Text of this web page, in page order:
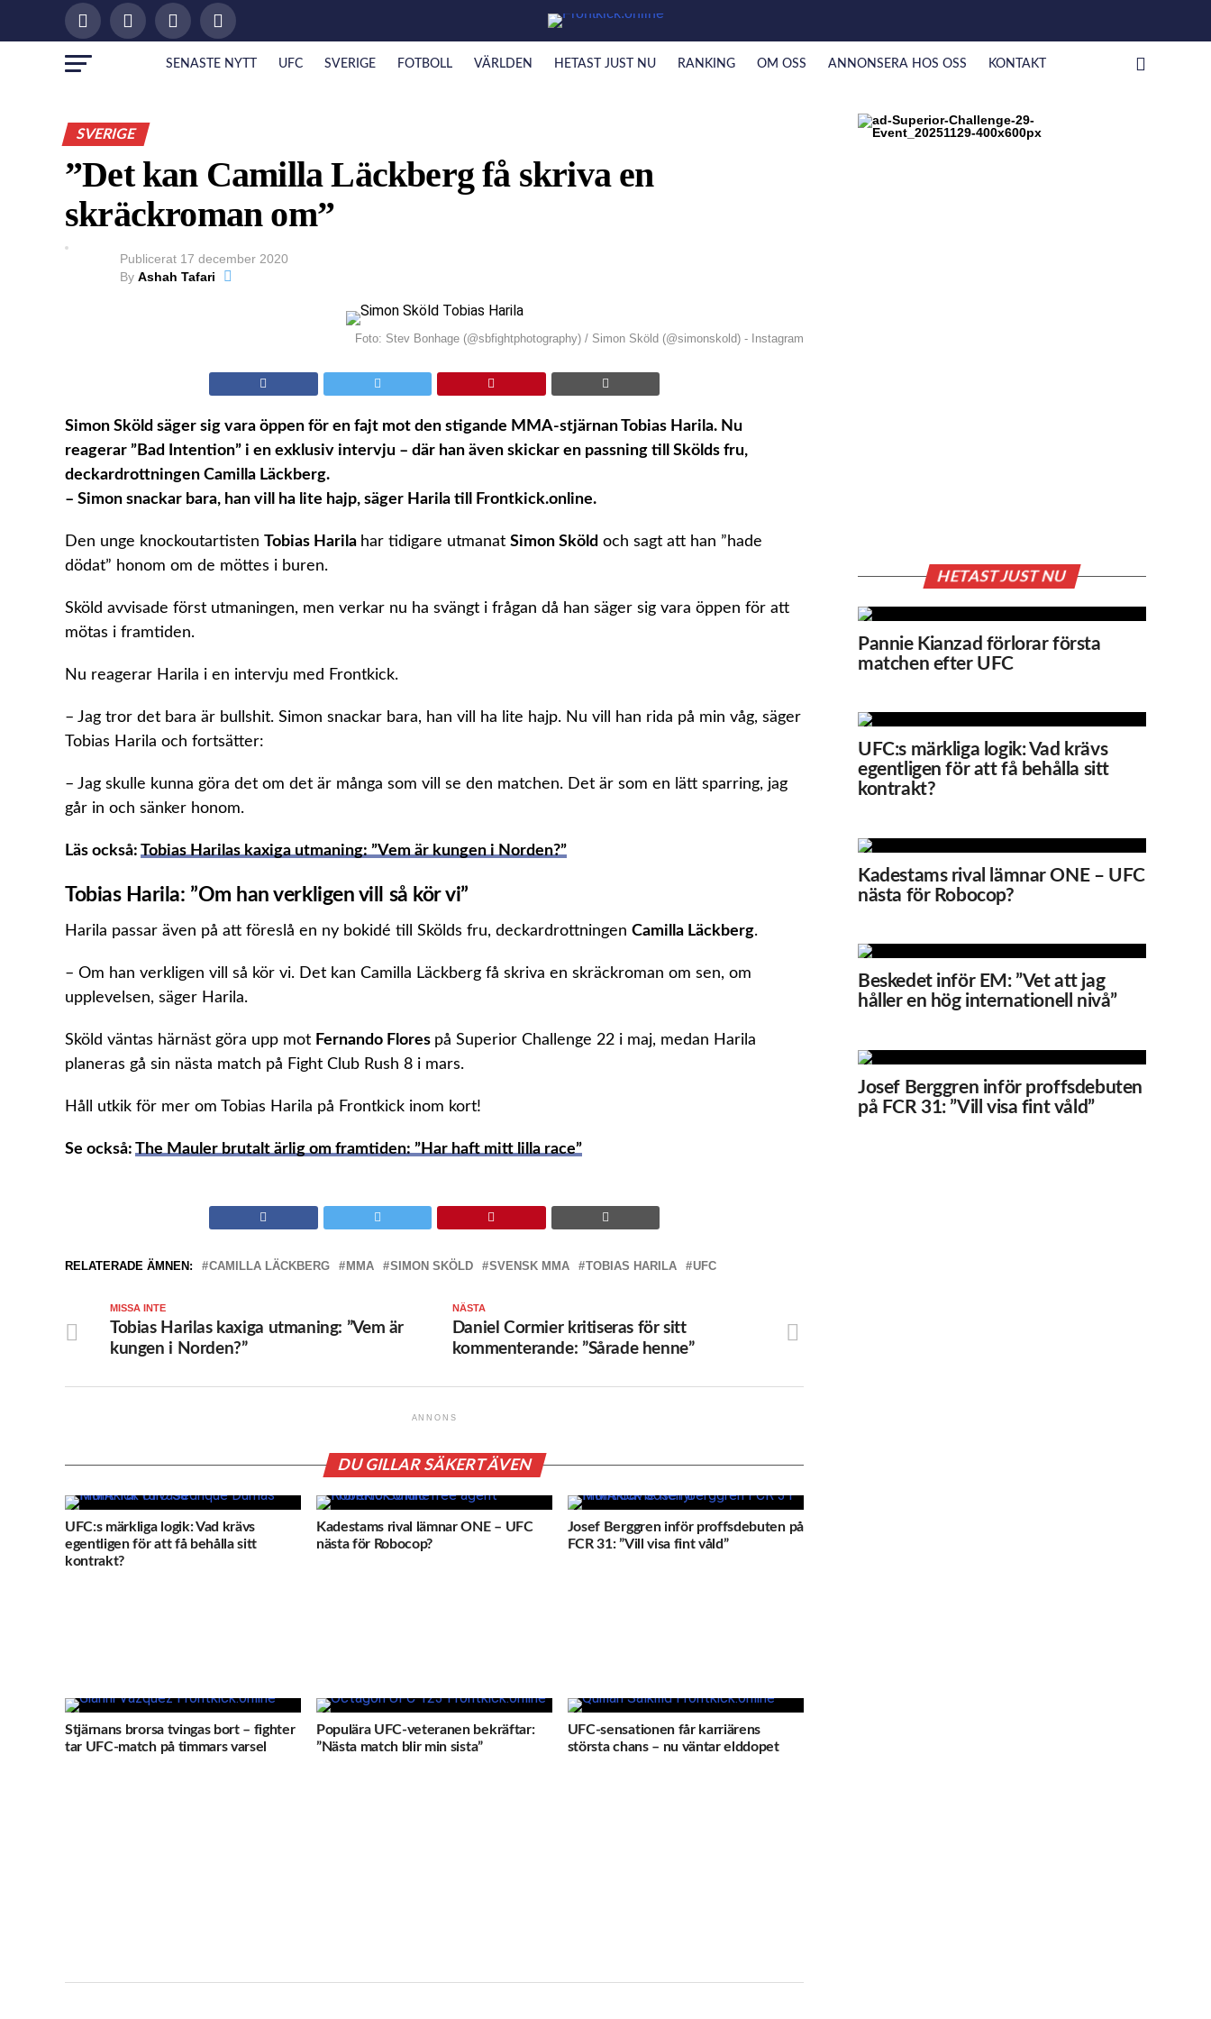
SENASTE NYTT UFC SVERIGE FOTBOLL VÄRLDEN HETAST JUST NU RANKING OM OSS ANNONSERA HOS OSS KONTAKT
SVERIGE
”Det kan Camilla Läckberg få skriva en
skräckroman om”
Publicerat 17 december 2020
By Ashah Tafari
Foto: Stev Bonhage (@sbfightphotography) / Simon Sköld (@simonskold) - Instagram
Simon Sköld säger sig vara öppen för en fajt mot den stigande MMA-stjärnan Tobias Harila. Nu
reagerar ”Bad Intention” i en exklusiv intervju – där han även skickar en passning till Skölds fru,
deckardrottningen Camilla Läckberg.
– Simon snackar bara, han vill ha lite hajp, säger Harila till Frontkick.online.
Den unge knockoutartisten Tobias Harila har tidigare utmanat Simon Sköld och sagt att han ”hade
dödat” honom om de möttes i buren.
Sköld avvisade först utmaningen, men verkar nu ha svängt i frågan då han säger sig vara öppen för att
mötas i framtiden.
Nu reagerar Harila i en intervju med Frontkick.
– Jag tror det bara är bullshit. Simon snackar bara, han vill ha lite hajp. Nu vill han rida på min våg, säger
Tobias Harila och fortsätter:
– Jag skulle kunna göra det om det är många som vill se den matchen. Det är som en lätt sparring, jag
går in och sänker honom.
Läs också: Tobias Harilas kaxiga utmaning: ”Vem är kungen i Norden?”
Tobias Harila: ”Om han verkligen vill så kör vi”
Harila passar även på att föreslå en ny bokidé till Skölds fru, deckardrottningen Camilla Läckberg.
– Om han verkligen vill så kör vi. Det kan Camilla Läckberg få skriva en skräckroman om sen, om
upplevelsen, säger Harila.
Sköld väntas härnäst göra upp mot Fernando Flores på Superior Challenge 22 i maj, medan Harila
planeras gå sin nästa match på Fight Club Rush 8 i mars.
Håll utkik för mer om Tobias Harila på Frontkick inom kort!
Se också: The Mauler brutalt ärlig om framtiden: ”Har haft mitt lilla race”
RELATERADE ÄMNEN: CAMILLA LÄCKBERG MMA SIMON SKÖLD SVENSK MMA TOBIAS HARILA UFC
NÄSTA
Daniel Cormier kritiseras för sitt
kommenterande: ”Sårade henne”
MISSA INTE
Tobias Harilas kaxiga utmaning: ”Vem är
kungen i Norden?”
ANNONS
DU GILLAR SÄKERT ÄVEN
UFC:s märkliga logik: Vad krävs
egentligen för att få behålla sitt
kontrakt?
Kadestams rival lämnar ONE – UFC
nästa för Robocop?
Josef Berggren inför proffsdebuten på
FCR 31: ”Vill visa fint våld”
Stjärnans brorsa tvingas bort – fighter
tar UFC-match på timmars varsel
Populära UFC-veteranen bekräftar:
”Nästa match blir min sista”
UFC-sensationen får karriärens
största chans – nu väntar elddopet
HETAST JUST NU
Pannie Kianzad förlorar första
matchen efter UFC
UFC:s märkliga logik: Vad krävs
egentligen för att få behålla sitt
kontrakt?
Kadestams rival lämnar ONE – UFC
nästa för Robocop?
Beskedet inför EM: ”Vet att jag
håller en hög internationell nivå”
Josef Berggren inför proffsdebuten
på FCR 31: ”Vill visa fint våld”